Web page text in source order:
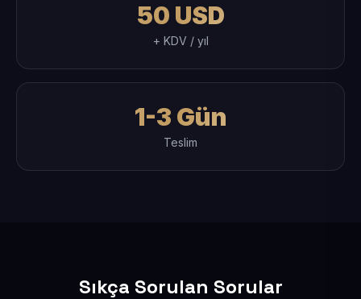
50 USD
+ KDV / yıl
1-3 Gün
Teslim
Sıkça Sorulan Sorular